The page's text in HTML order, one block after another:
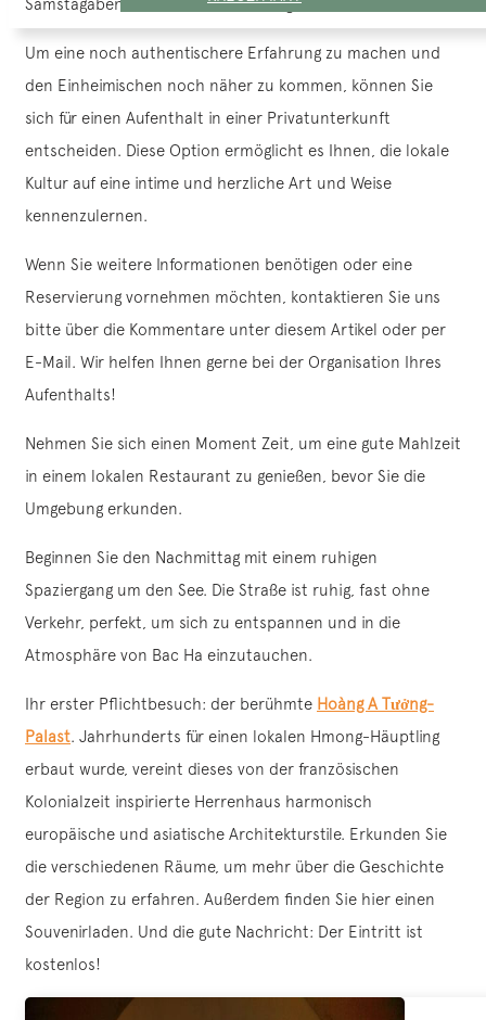
Samstagabend oder am frühen Morgen.
Um eine noch authentischere Erfahrung zu machen und
den Einheimischen noch näher zu kommen, können Sie
sich für einen Aufenthalt in einer Privatunterkunft
entscheiden. Diese Option ermöglicht es Ihnen, die lokale
Kultur auf eine intime und herzliche Art und Weise
kennenzulernen.
Wenn Sie weitere Informationen benötigen oder eine
Reservierung vornehmen möchten, kontaktieren Sie uns
bitte über die Kommentare unter diesem Artikel oder per
E-Mail. Wir helfen Ihnen gerne bei der Organisation Ihres
Aufenthalts!
Nehmen Sie sich einen Moment Zeit, um eine gute Mahlzeit
in einem lokalen Restaurant zu genießen, bevor Sie die
Umgebung erkunden.
Beginnen Sie den Nachmittag mit einem ruhigen
Spaziergang um den See. Die Straße ist ruhig, fast ohne
Verkehr, perfekt, um sich zu entspannen und in die
Atmosphäre von Bac Ha einzutauchen.
Ihr erster Pflichtbesuch: der berühmte Hoàng A Tưởng-
Palast. Jahrhunderts für einen lokalen Hmong-Häuptling
erbaut wurde, vereint dieses von der französischen
Kolonialzeit inspirierte Herrenhaus harmonisch
europäische und asiatische Architekturstile. Erkunden Sie
die verschiedenen Räume, um mehr über die Geschichte
der Region zu erfahren. Außerdem finden Sie hier einen
Souvenirladen. Und die gute Nachricht: Der Eintritt ist
kostenlos!